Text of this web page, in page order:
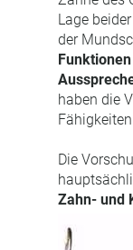
Lage
der
haben die
Die
Zahn- und